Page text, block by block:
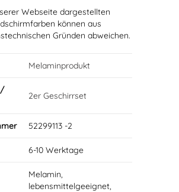
Webseite dargestellten
können aus
Gründen abweichen.
Melaminprodukt
/
2er Geschirrset
52299113 -2
6-10 Werktage
Melamin,
lebensmittelgeeignet,